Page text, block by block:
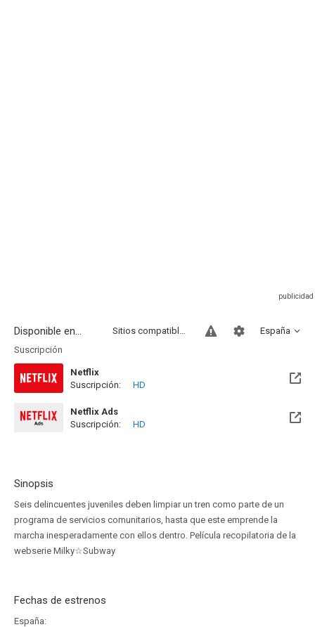
Disponible en... España
Sitios compatibles
Suscripción
Netflix
Suscripción:
HD
Netflix Ads
Suscripción:
HD
Sinopsis
Seis delincuentes juveniles deben limpiar un tren como parte de un
programa de servicios comunitarios, hasta que este emprende la
marcha inesperadamente con ellos dentro. Película recopilatoria de la
webserie Milky☆Subway
Fechas de estrenos
España: